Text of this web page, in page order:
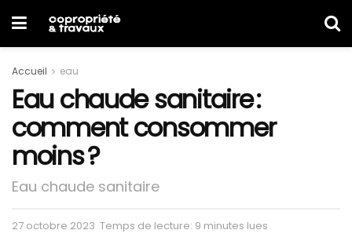
Accueil eau
Eau chaude sanitaire :
comment consommer
moins ?
Eau chaude sanitaire
27 octobre 2023 Temps de lecture: 9 minutes lues